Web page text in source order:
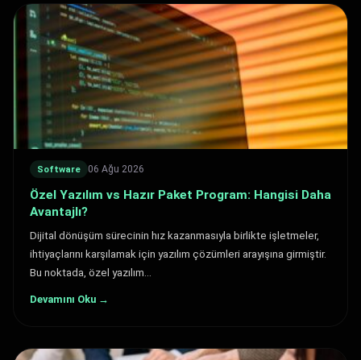
Software 06 Ağu 2026
Özel Yazılım vs Hazır Paket Program: Hangisi Daha
Avantajlı?
Dijital dönüşüm sürecinin hız kazanmasıyla birlikte işletmeler,
ihtiyaçlarını karşılamak için yazılım çözümleri arayışına girmiştir.
Bu noktada, özel yazılım…
Devamını Oku →